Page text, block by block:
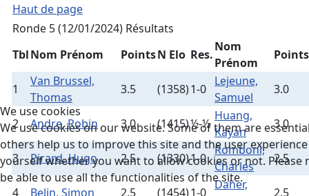
Haut de page
Ronde 5 (12/01/2024) Résultats
TblNom Prénom PointsN Elo Res.
Nom
Prénom
Points
1
Van Brussel,
Thomas
3.5 (1358)1-0
Lejeune,
Samuel
3.0
2 Andre, Robin 3.0 (1415)½-½
Huang,
Kayan
3.0
3 Pirard, Hugo 2.5 (1330)1-0
Romboni,
Charles
2.5
4 Belin, Simon 2.5 (1454)1-0
Daher,
2.5
We use cookies
We use cookies on our website. Some of them are
others help us to improve this site and the user
yourself whether you want to allow cookies or not.
be able to use all the functionalities of the site.